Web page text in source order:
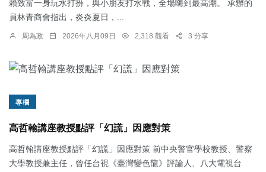
賴致富一身玩水打扮，與小朋友打水戰，全場嗨到最高潮。 承辦的
員林青商會指出，炎炎夏日，...
周為政 2026年八月09日 2,318 觀看 3 分享
專欄
高哲翰講座教授點評「幻謊」因應對策
高哲翰講座教授點評「幻謊」因應對策 前中央警官學校教授、警察
大學教授兼主任，曾任台視《臺灣變色龍》評論人、八大電視台